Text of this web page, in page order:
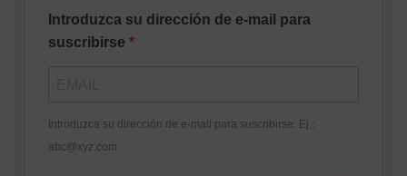
Introduzca su dirección de e-mail para
suscribirse
Introduzca su dirección de e-mail para suscribirse. Ej.:
abc@xyz.com